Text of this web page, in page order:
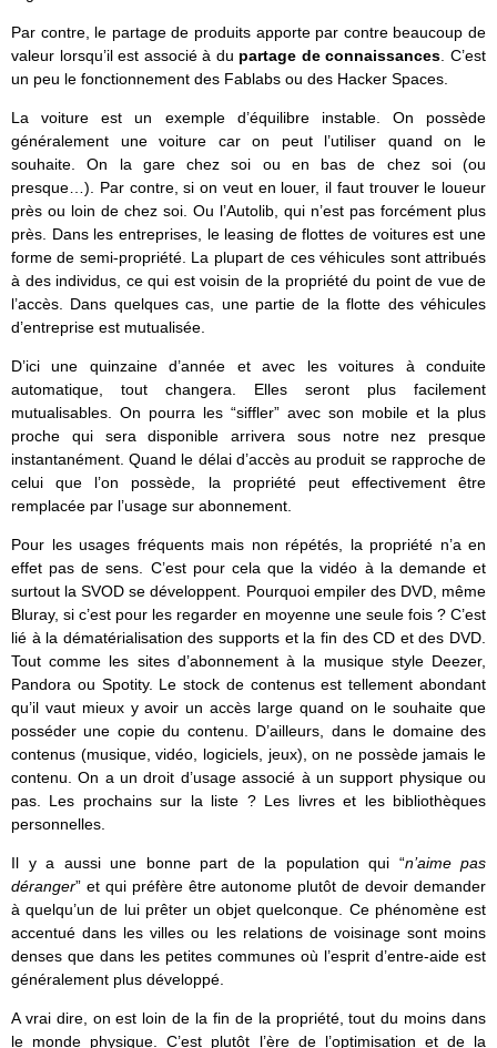
Par contre, le partage de produits apporte par contre beaucoup de
valeur lorsqu’il est associé à du partage de connaissances . C’est
un peu le fonctionnement des Fablabs ou des Hacker Spaces.
La voiture est un exemple d’équilibre instable. On possède
généralement une voiture car on peut l’utiliser quand on le
souhaite. On la gare chez soi ou en bas de chez soi (ou
presque…). Par contre, si on veut en louer, il faut trouver le loueur
près ou loin de chez soi. Ou l’Autolib, qui n’est pas forcément plus
près. Dans les entreprises, le leasing de flottes de voitures est une
forme de semi-propriété. La plupart de ces véhicules sont attribués
à des individus, ce qui est voisin de la propriété du point de vue de
l’accès. Dans quelques cas, une partie de la flotte des véhicules
d’entreprise est mutualisée.
D’ici une quinzaine d’année et avec les voitures à conduite
automatique, tout changera. Elles seront plus facilement
mutualisables. On pourra les “siffler” avec son mobile et la plus
proche qui sera disponible arrivera sous notre nez presque
instantanément. Quand le délai d’accès au produit se rapproche de
celui que l’on possède, la propriété peut effectivement être
remplacée par l’usage sur abonnement.
Pour les usages fréquents mais non répétés, la propriété n’a en
effet pas de sens. C’est pour cela que la vidéo à la demande et
surtout la SVOD se développent. Pourquoi empiler des DVD, même
Bluray, si c’est pour les regarder en moyenne une seule fois ? C’est
lié à la dématérialisation des supports et la fin des CD et des DVD.
Tout comme les sites d’abonnement à la musique style Deezer,
Pandora ou Spotity. Le stock de contenus est tellement abondant
qu’il vaut mieux y avoir un accès large quand on le souhaite que
posséder une copie du contenu. D’ailleurs, dans le domaine des
contenus (musique, vidéo, logiciels, jeux), on ne possède jamais le
contenu. On a un droit d’usage associé à un support physique ou
pas. Les prochains sur la liste ? Les livres et les bibliothèques
personnelles.
Il y a aussi une bonne part de la population qui “n’aime pas
déranger” et qui préfère être autonome plutôt de devoir demander
à quelqu’un de lui prêter un objet quelconque. Ce phénomène est
accentué dans les villes ou les relations de voisinage sont moins
denses que dans les petites communes où l’esprit d’entre-aide est
généralement plus développé.
A vrai dire, on est loin de la fin de la propriété, tout du moins dans
le monde physique. C’est plutôt l’ère de l’optimisation et de la